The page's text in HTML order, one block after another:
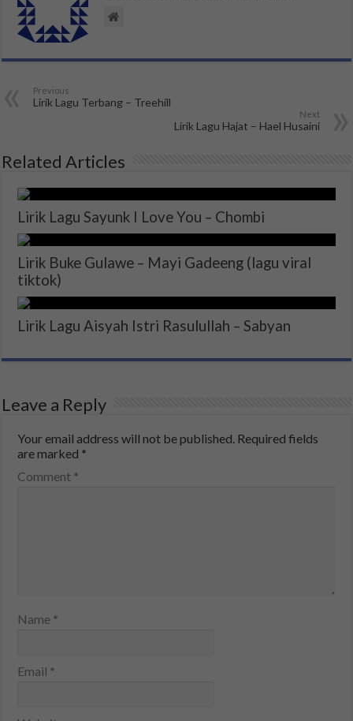
Previous
Lirik Lagu Terbang – Treehill
Next
Lirik Lagu Hajat – Hael Husaini
Related Articles
Lirik Lagu Sayunk I Love You – Chombi
Lirik Buke Gulawe – Mayi Gadeeng (lagu viral
tiktok)
Lirik Lagu Aisyah Istri Rasulullah – Sabyan
Leave a Reply
Your email address will not be published. Required fields
are marked *
Comment *
Name *
Email *